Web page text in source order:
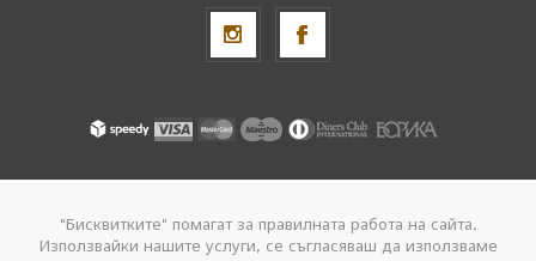
Авторски права © 2026 AxentBox. Всички права запазени.
"Бисквитките" помагат за правилната работа на сайта.
Използвайки нашите услуги, се съгласяваш да използваме